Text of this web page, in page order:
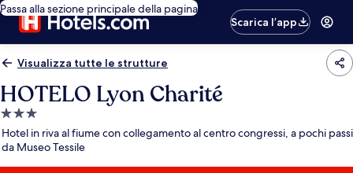
Passa alla sezione principale della pagina
Scarica l’app
Visualizza tutte le strutture
HOTELO Lyon Charité
Struttura
a
3.0
stelle
Hotel in riva al fiume con collegamento al centro congressi, a pochi passi
da Museo Tessile